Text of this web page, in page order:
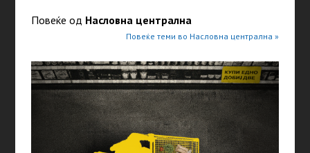
Повеќе од Насловна централна
Повеќе теми во Насловна централна »